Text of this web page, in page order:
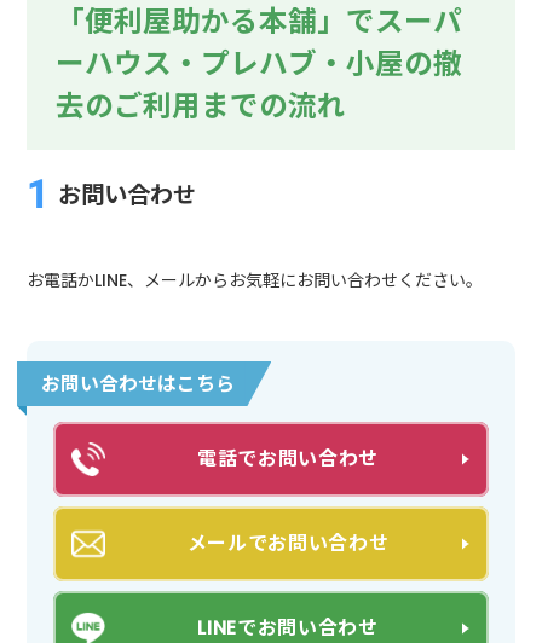
「便利屋助かる本舗」でスーパ
ーハウス・プレハブ・小屋の撤
去のご利用までの流れ
お問い合わせ
お電話かLINE、メールからお気軽にお問い合わせください。
お問い合わせはこちら
電話でお問い合わせ
メールでお問い合わせ
LINEでお問い合わせ